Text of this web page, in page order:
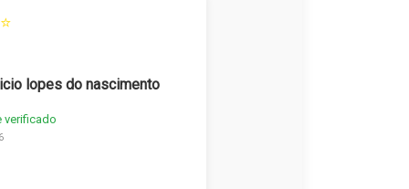
lopes do nascimento
verificado